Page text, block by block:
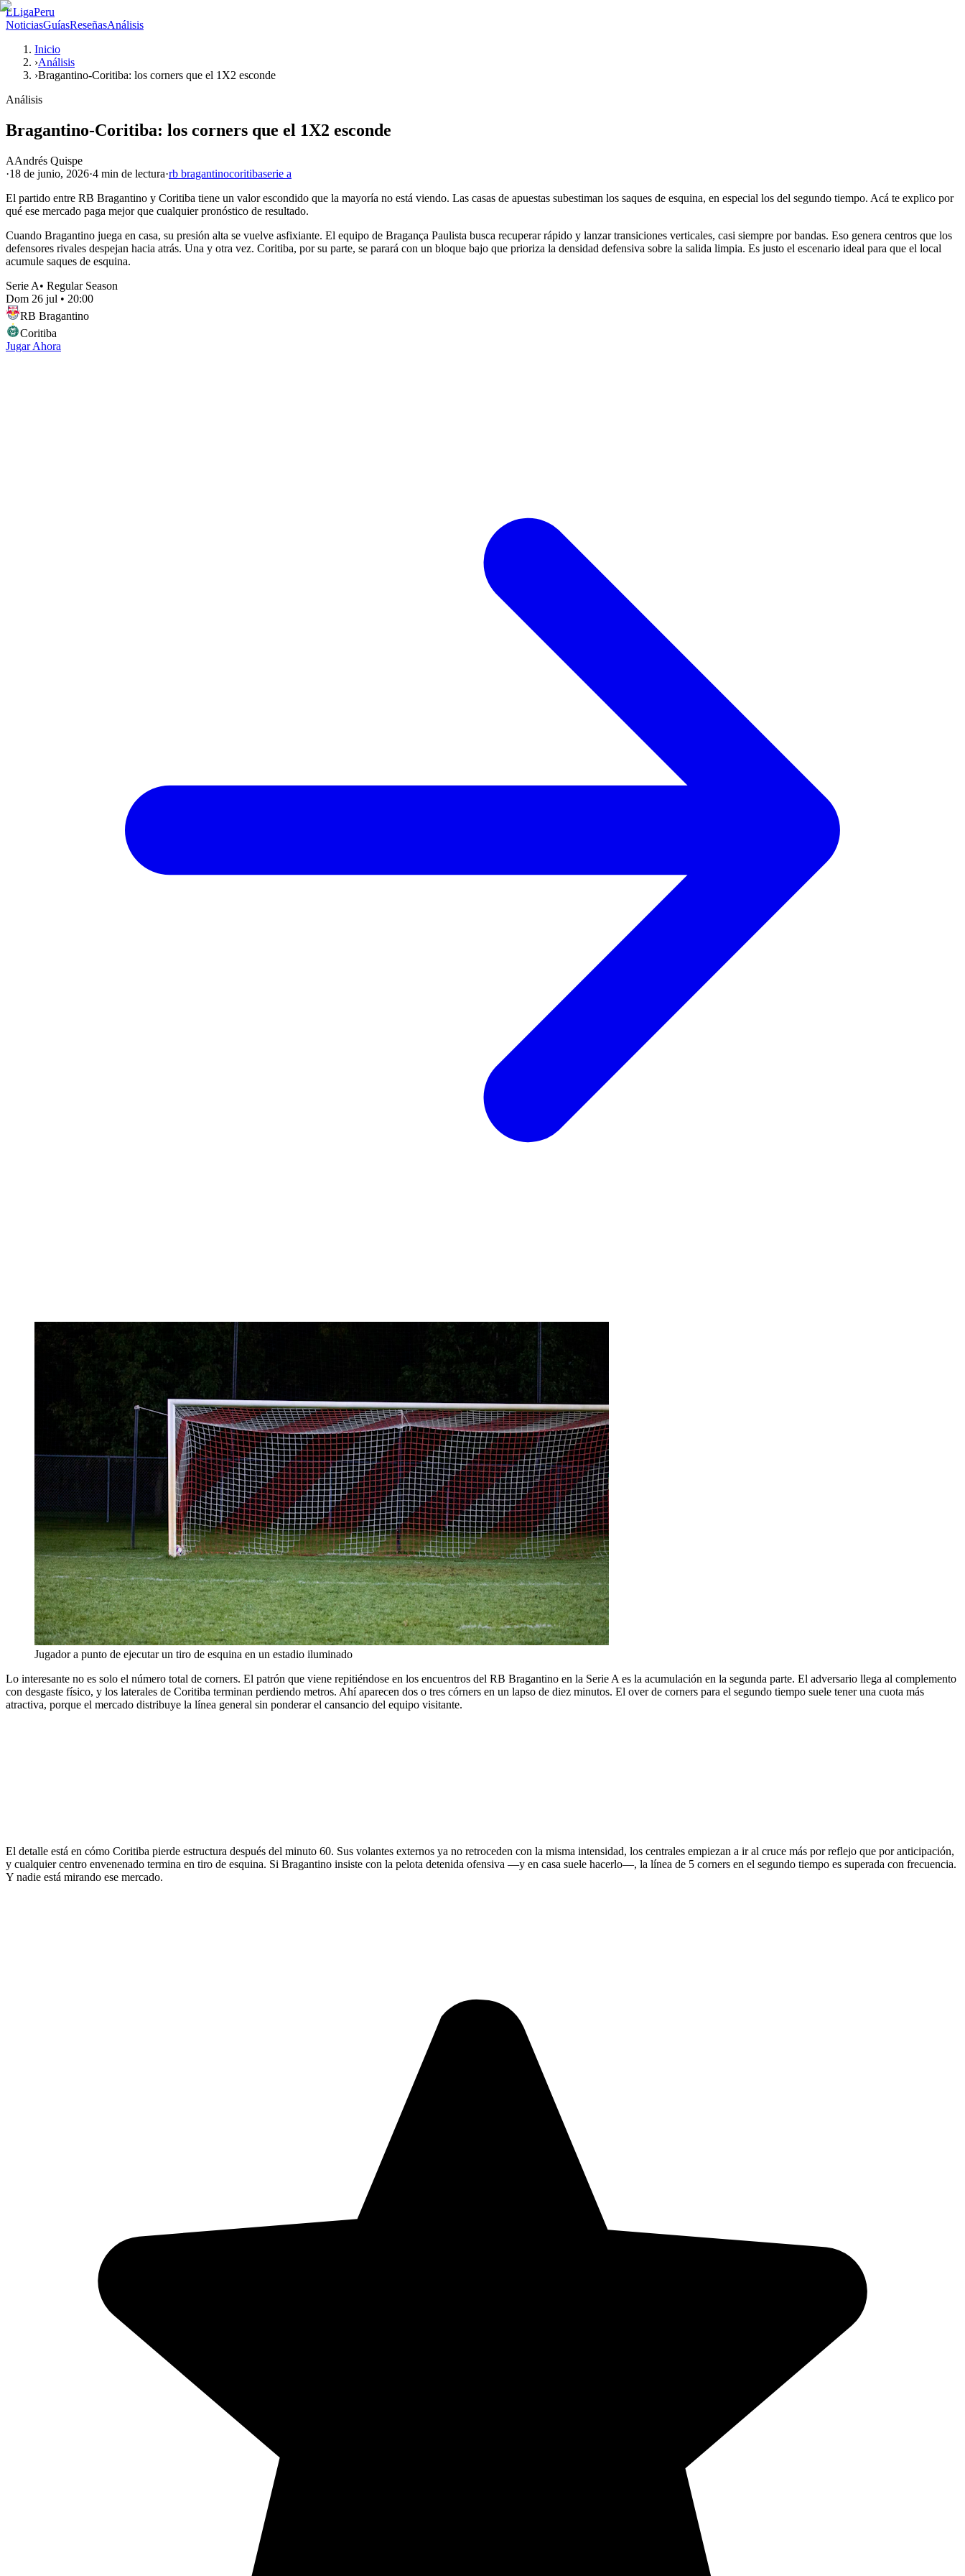
LLigaPeru
NoticiasGuíasReseñasAnálisis
Inicio
›Análisis
›Bragantino-Coritiba: los corners que el 1X2 esconde
Análisis
Bragantino-Coritiba: los corners que el 1X2 esconde
AAndrés Quispe
·18 de junio, 2026·4 min de lectura·rb bragantinocoritibaserie a
El partido entre RB Bragantino y Coritiba tiene un valor escondido que la mayoría no está viendo. Las casas de apuestas subestiman los saques de esquina, en especial los del segundo tiempo. Acá te explico por
qué ese mercado paga mejor que cualquier pronóstico de resultado.
Cuando Bragantino juega en casa, su presión alta se vuelve asfixiante. El equipo de Bragança Paulista busca recuperar rápido y lanzar transiciones verticales, casi siempre por bandas. Eso genera centros que los
defensores rivales despejan hacia atrás. Una y otra vez. Coritiba, por su parte, se parará con un bloque bajo que prioriza la densidad defensiva sobre la salida limpia. Es justo el escenario ideal para que el local
acumule saques de esquina.
Serie A• Regular Season
Dom 26 jul • 20:00
RB Bragantino
Coritiba
Jugar Ahora
Jugador a punto de ejecutar un tiro de esquina en un estadio iluminado
Lo interesante no es solo el número total de corners. El patrón que viene repitiéndose en los encuentros del RB Bragantino en la Serie A es la acumulación en la segunda parte. El adversario llega al complemento
con desgaste físico, y los laterales de Coritiba terminan perdiendo metros. Ahí aparecen dos o tres córners en un lapso de diez minutos. El over de corners para el segundo tiempo suele tener una cuota más
atractiva, porque el mercado distribuye la línea general sin ponderar el cansancio del equipo visitante.
El detalle está en cómo Coritiba pierde estructura después del minuto 60. Sus volantes externos ya no retroceden con la misma intensidad, los centrales empiezan a ir al cruce más por reflejo que por anticipación,
y cualquier centro envenenado termina en tiro de esquina. Si Bragantino insiste con la pelota detenida ofensiva —y en casa suele hacerlo—, la línea de 5 corners en el segundo tiempo es superada con frecuencia.
Y nadie está mirando ese mercado.